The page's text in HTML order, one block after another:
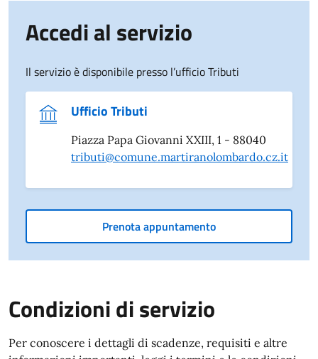
Accedi al servizio
Il servizio è disponibile presso l’ufficio Tributi
Ufficio Tributi
Piazza Papa Giovanni XXIII, 1 - 88040
tributi@comune.martiranolombardo.cz.it
Prenota appuntamento
Condizioni di servizio
Per conoscere i dettagli di scadenze, requisiti e altre